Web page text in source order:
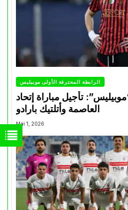
الرابطة المحترفة الأولى موبيليس
تأجيل مباراة إتحاد
العاصمة وأتلتيك بارادو
Mai 1, 2026